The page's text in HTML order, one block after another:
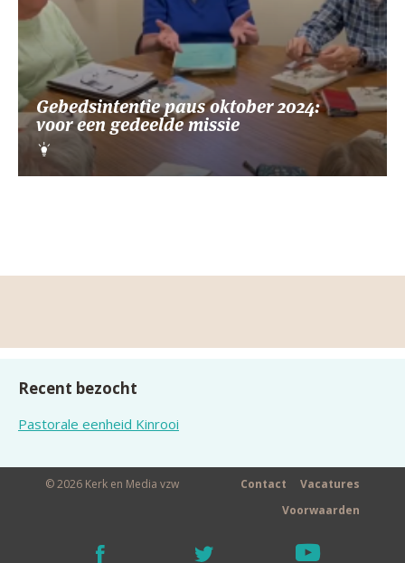
Gebedsintentie paus oktober 2024:
voor een gedeelde missie
Recent bezocht
Pastorale eenheid Kinrooi
© 2026 Kerk en Media vzw Vacatures
Contact
Voorwaarden